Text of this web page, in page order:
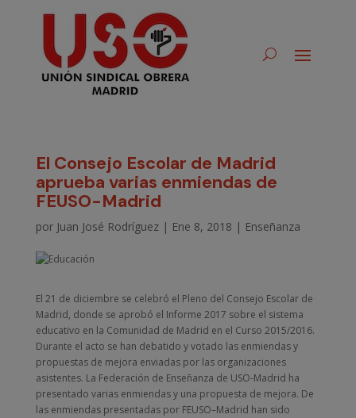
El Consejo Escolar de Madrid
aprueba varias enmiendas de
FEUSO-Madrid
por Juan José Rodríguez| Ene 8, 2018 | Enseñanza
El 21 de diciembre se celebró el Pleno del Consejo Escolar de
Madrid, donde se aprobó el Informe 2017 sobre el sistema
educativo en la Comunidad de Madrid en el Curso 2015/2016.
Durante el acto se han debatido y votado las enmiendas y
propuestas de mejora enviadas por las organizaciones
asistentes. La Federación de Enseñanza de USO-Madrid ha
presentado varias enmiendas y una propuesta de mejora. De
las enmiendas presentadas por FEUSO–Madrid han sido